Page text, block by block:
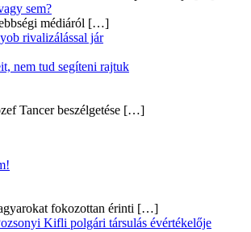
sem?
médiáról […]
rivalizálással jár
nem tud segíteni rajtuk
Tancer beszélgetése […]
fokozottan érinti […]
Kifli polgári társulás évértékelője